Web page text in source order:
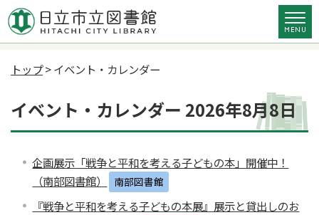
トップ> イベント・カレンダー
イベント・カレンダー 2026年8月8日
企画展示「戦争と平和を考える子どもの本」開催中！
（南部図書館）
南部図書館
『戦争と平和を考える子どもの本展』展示と貸出しのお